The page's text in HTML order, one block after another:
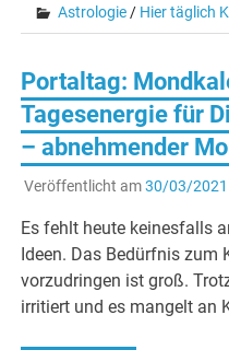
Astrologie / Hier täglich
Portaltag:
Tagesenergie für
– abnehmender
Veröffentlicht am30/03/2021
Es fehlt heute keinesfalls
Ideen. Das Bedürfnis zum
vorzudringen ist groß.
irritiert und es mangelt an